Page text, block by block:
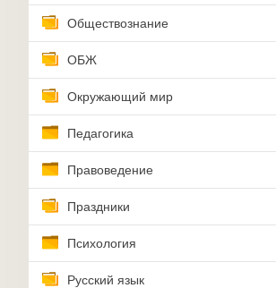
Обществознание
ОБЖ
Окружающий мир
Педагогика
Правоведение
Праздники
Психология
Русский язык